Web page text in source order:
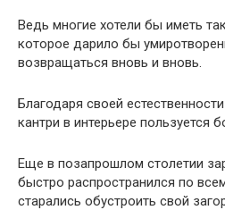
Ведь многие хотели бы иметь
которое дарило бы
возвращаться вновь и вновь.
Благодаря своей
кантри в интерьере пользуется
Еще в позапрошлом столетии
быстро распространился по
старались обустроить свой